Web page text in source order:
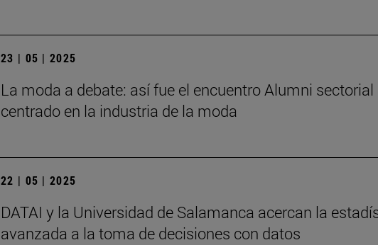
23 | 05 | 2025
La moda a debate: así fue el encuentro Alumni sectorial
centrado en la industria de la moda
22 | 05 | 2025
DATAI y la Universidad de Salamanca acercan la
avanzada a la toma de decisiones con datos